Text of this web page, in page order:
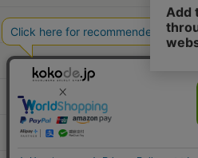
本屋さんへ行こう！キャンペーン
Information
Official Site